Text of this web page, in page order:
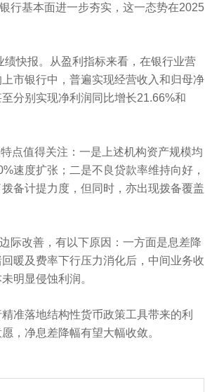
行基本面进一步夯实，这一态势在2025
快报。从盈利指标来看，在银行业营
市银行中，普遍实现经营收入和归母净
分别实现净利润同比增长21.66%和
点值得关注：一是上述机构资产规模均
速度扩张；二是不良贷款率维持向好，
备计提力度，但同时，亦出现拨备覆盖
际改善，有以下原因：一方面是息差降
暖及费率下行压力消化后，中间业务收
明显侵蚀利润。
准落地结构性货币政策工具带来的利
，净息差降幅有望大幅收敛。